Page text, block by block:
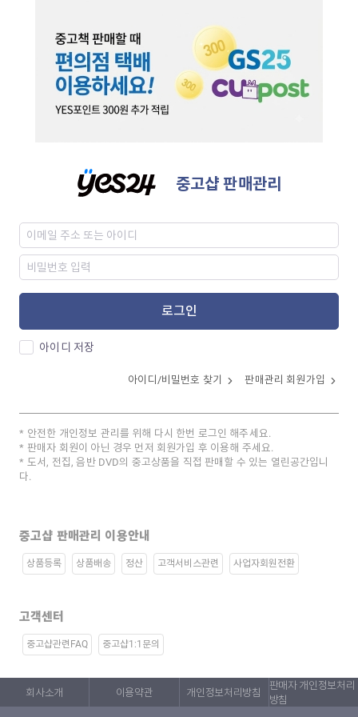
중고샵 판매관리
로그인
아이디 저장
아이디/비밀번호 찾기 판매관리 회원가입
안전한 개인정보 관리를 위해 다시 한번 로그인 해주세요.
판매자 회원이 아닌 경우 먼저 회원가입 후 이용해 주세요.
도서, 전집, 음반 DVD의 중고상품을 직접 판매할 수 있는 열린공간입니
다.
중고샵 판매관리 이용안내
상품등록 상품배송 정산 고객서비스관련 사업자회원전환
고객센터
중고샵관련FAQ 중고샵1:1문의
회사소개 이용약관 개인정보처리방침
판매자 개인정보처리
방침